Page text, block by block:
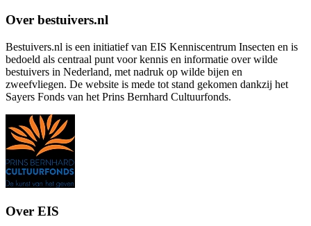
Over bestuivers.nl
Bestuivers.nl is een initiatief van EIS Kenniscentrum Insecten en is
bedoeld als centraal punt voor kennis en informatie over wilde
bestuivers in Nederland, met nadruk op wilde bijen en
zweefvliegen. De website is mede tot stand gekomen dankzij het
Sayers Fonds van het Prins Bernhard Cultuurfonds.
Over EIS